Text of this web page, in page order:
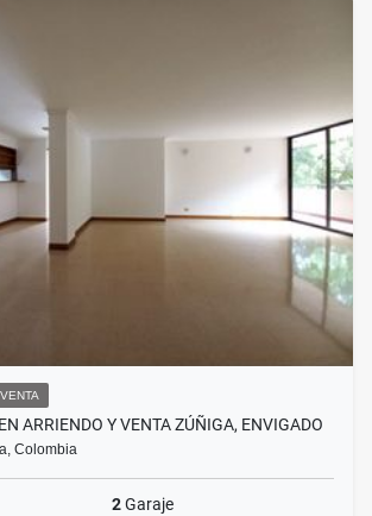
VENTA
ARRIENDO Y VENTA ZÚÑIGA, ENVIGADO
Colombia
2Garaje